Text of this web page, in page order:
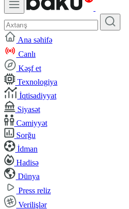
Ana səhifə
Canlı
Kəşf et
Texnologiya
İqtisadiyyat
Siyasət
Cəmiyyət
Sorğu
İdman
Hadisə
Dünya
Press reliz
Verilişlər